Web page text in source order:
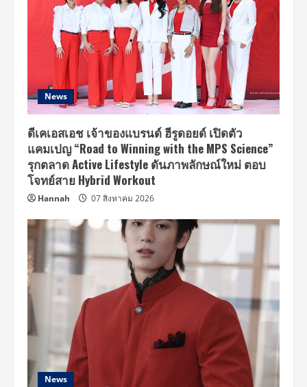
News
ดีเคเอสเอช เจ้าของแบรนด์ ฮีรูดอยด์ เปิดตัว
แคมเปญ “Road to Winning with the MPS Science”
รุกตลาด Active Lifestyle ดันภาพลักษณ์ใหม่ ตอบ
โจทย์สาย Hybrid Workout
Hannah 07 สิงหาคม 2026
News